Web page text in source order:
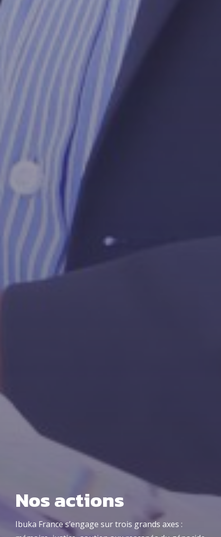
Nos actions
Ibuka France s’engage sur trois grands axes :